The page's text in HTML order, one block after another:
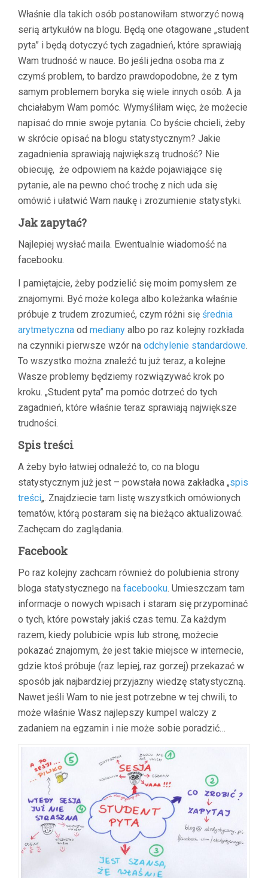
Właśnie dla takich osób postanowiłam stworzyć nową
serią artykułów na blogu. Będą one otagowane „student
pyta” i będą dotyczyć tych zagadnień, które sprawiają
Wam trudność w nauce. Bo jeśli jedna osoba ma z
czymś problem, to bardzo prawdopodobne, że z tym
samym problemem boryka się wiele innych osób. A ja
chciałabym Wam pomóc. Wymyśliłam więc, że możecie
napisać do mnie swoje pytania. Co byście chcieli, żeby
w skrócie opisać na blogu statystycznym? Jakie
zagadnienia sprawiają największą trudność? Nie
obiecuję, że odpowiem na każde pojawiające się
pytanie, ale na pewno choć trochę z nich uda się
omówić i ułatwić Wam naukę i zrozumienie statystyki.
Jak zapytać?
Najlepiej wysłać maila. Ewentualnie wiadomość na
facebooku.
I pamiętajcie, żeby podzielić się moim pomysłem ze
znajomymi. Być może kolega albo koleżanka właśnie
próbuje z trudem zrozumieć, czym różni się średnia
arytmetyczna od mediany albo po raz kolejny rozkłada
na czynniki pierwsze wzór na odchylenie standardowe.
To wszystko można znaleźć tu już teraz, a kolejne
Wasze problemy będziemy rozwiązywać krok po
kroku. „Student pyta” ma pomóc dotrzeć do tych
zagadnień, które właśnie teraz sprawiają największe
trudności.
Spis treści
A żeby było łatwiej odnaleźć to, co na blogu
statystycznym już jest – powstała nowa zakładka „spis
treści„. Znajdziecie tam listę wszystkich omówionych
tematów, którą postaram się na bieżąco aktualizować.
Zachęcam do zaglądania.
Facebook
Po raz kolejny zachcam również do polubienia strony
bloga statystycznego na facebooku. Umieszczam tam
informacje o nowych wpisach i staram się przypominać
o tych, które powstały jakiś czas temu. Za każdym
razem, kiedy polubicie wpis lub stronę, możecie
pokazać znajomym, że jest takie miejsce w internecie,
gdzie ktoś próbuje (raz lepiej, raz gorzej) przekazać w
sposób jak najbardziej przyjazny wiedzę statystyczną.
Nawet jeśli Wam to nie jest potrzebne w tej chwili, to
może właśnie Wasz najlepszy kumpel walczy z
zadaniem na egzamin i nie może sobie poradzić…